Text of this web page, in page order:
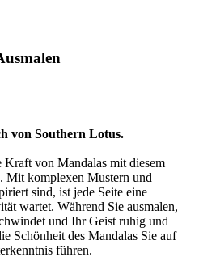
von Southern Lotus.
Kraft von Mandalas mit diesem
Mit komplexen Mustern und
sind, ist jede Seite eine
wartet. Während Sie ausmalen,
und Ihr Geist ruhig und
Schönheit des Mandalas Sie auf
führen.